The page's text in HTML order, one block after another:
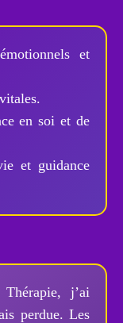
et
en soi et de
et guidance
j’ai
perdue. Les